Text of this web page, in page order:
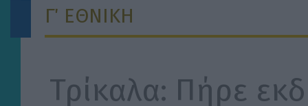
Γ΄ ΕΘΝΙΚΗ
Τρίκαλα: Πήρε